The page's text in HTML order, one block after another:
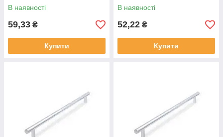
В наявності
59,33 ₴
Купити
В наявності
52,22 ₴
Купити